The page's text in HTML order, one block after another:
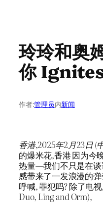
玲玲和奥
你
作者:管理员内新闻
香港,2025年2月23日 (
的爆米花,香港 因为今
热量—我们不只是在谈
感带来了一发浪漫的
呼喊, 罪犯吗? 除了电
Duo, Ling and Orm),